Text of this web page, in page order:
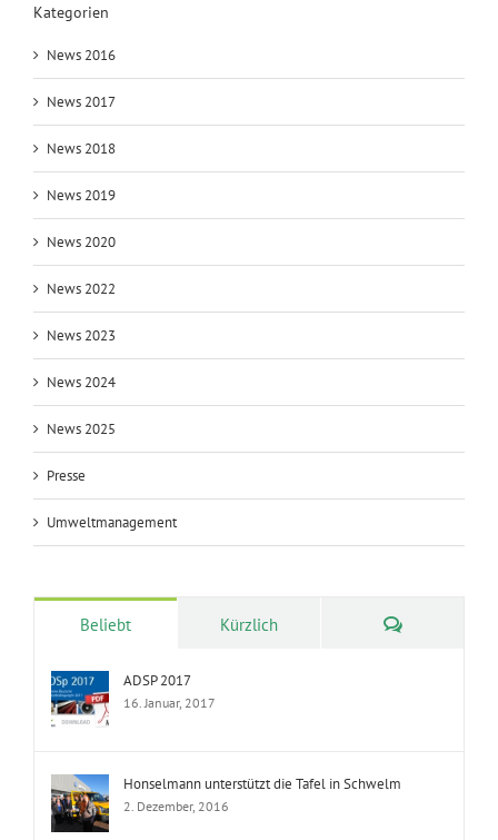
Kategorien
News 2016
News 2017
News 2018
News 2019
News 2020
News 2022
News 2023
News 2024
News 2025
Presse
Umweltmanagement
Beliebt Kürzlich Kommentare
ADSP 2017
16. Januar, 2017
Honselmann unterstützt die Tafel in Schwelm
2. Dezember, 2016